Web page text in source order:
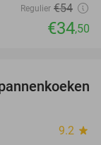
Regulier €54
€34,50
30%
9.2 star